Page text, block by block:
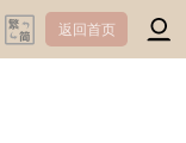
返回首页